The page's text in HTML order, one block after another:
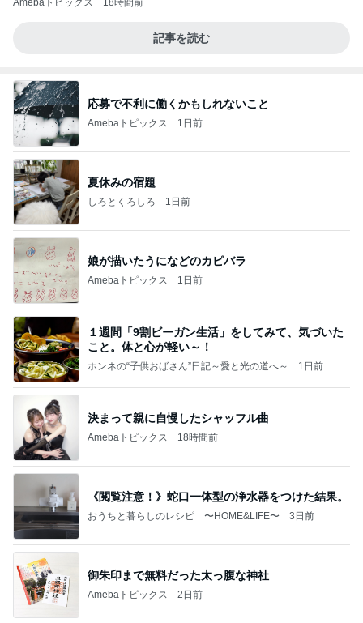
Amebaトピックス 18時間前
記事を読む
応募で不利に働くかもしれないこと
Amebaトピックス 1日前
夏休みの宿題
しろとくろしろ 1日前
娘が描いたうになどのカピバラ
Amebaトピックス 1日前
１週間「9割ビーガン生活」をしてみて、気づいた
こと。体と心が軽い～！
ホンネの“子供おばさん”日記～愛と光の道へ～ 1日前
決まって親に自慢したシャッフル曲
Amebaトピックス 18時間前
《閲覧注意！》蛇口一体型の浄水器をつけた結果。
おうちと暮らしのレシピ 〜HOME&LIFE〜 3日前
御朱印まで無料だった太っ腹な神社
Amebaトピックス 2日前